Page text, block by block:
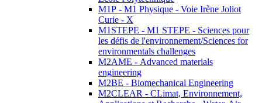
M1P - M1 Physique - Voie Irène Joliot
Curie - X
M1STEPE - M1 STEPE - Sciences pour
les défis de l'environnement/Sciences for
environmentals challenges
M2AME - Advanced materials
engineering
M2BE - Biomechanical Engineering
M2CLEAR - CLimat, Environnement,